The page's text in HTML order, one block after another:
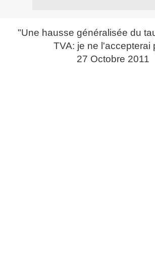
"Une hausse généralisée du
TVA: je ne l'accepterai
27 Octobre 2011